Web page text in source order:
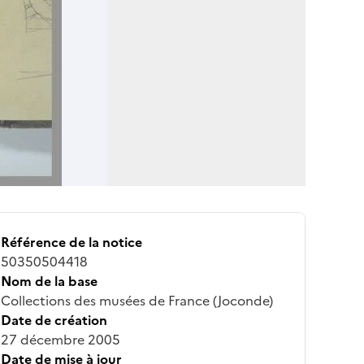
Référence de la notice
50350504418
Nom de la base
Collections des musées de France (Joconde)
Date de création
27 décembre 2005
Date de mise à jour